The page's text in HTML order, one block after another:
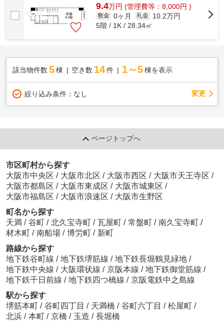
9.4万円 (管理費等：8,000円 )
敷金 0ヶ月 礼金
10.2万円
5階 / 1K / 28.34㎡
該当物件数 5棟 空き数 14 件 1～5 棟を表示
絞り込み条件： なし 変更
ページトップへ
市区町村から探す
大阪市中央区 / 大阪市北区 / 大阪市西区 / 大阪市天王寺区 /
大阪市都島区 / 大阪市東成区 / 大阪市城東区 /
大阪市福島区 / 大阪市浪速区 / 大阪市生野区
町名から探す
天満 / 谷町 / 北久宝寺町 / 瓦屋町 / 常盤町 / 南久宝寺町 /
材木町 / 南船場 / 博労町 / 新町
路線から探す
地下鉄谷町線 / 地下鉄堺筋線 / 地下鉄長堀鶴見緑地 /
地下鉄中央線 / 大阪環状線 / 京阪本線 / 地下鉄御堂筋線 /
地下鉄千日前線 / 地下鉄四つ橋線 / 京阪電鉄中之島線
駅から探す
堺筋本町 / 谷町四丁目 / 天満橋 / 谷町六丁目 / 松屋町 /
北浜 / 本町 / 京橋 / 玉造 / 長堀橋